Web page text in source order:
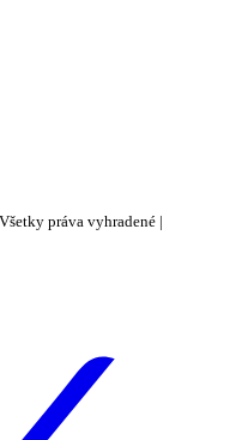
práva vyhradené |